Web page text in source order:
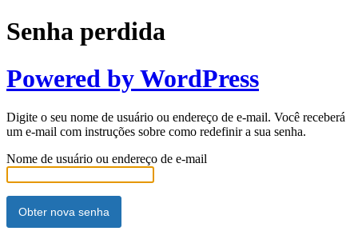
Senha perdida
Powered by WordPress
Digite o seu nome de usuário ou endereço de e-mail. Você receberá
um e-mail com instruções sobre como redefinir a sua senha.
Nome de usuário ou endereço de e-mail